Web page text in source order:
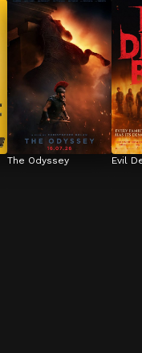
The Odyssey Evil